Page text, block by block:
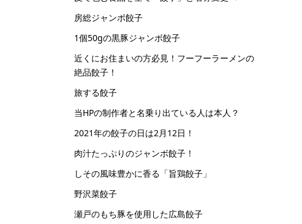
房総ジャンボ餃子
1個50gの黒豚ジャンボ餃子
近くにお住まいの方必見！フーフーラーメンの
絶品餃子！
旅する餃子
当HPの制作者と名乗り出ている人は本人？
2021年の餃子の日は2月12日！
肉汁たっぷりのジャンボ餃子！
しその風味豊かに香る「旨鶏餃子」
野沢菜餃子
瀬戸のもち豚を使用した広島餃子